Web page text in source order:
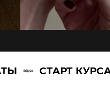
СТАРТ КУРСА